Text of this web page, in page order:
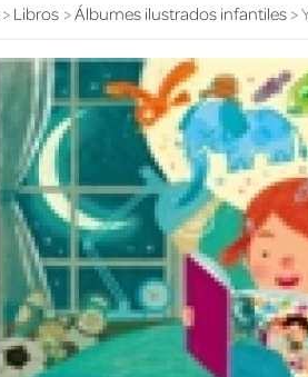
Libros Álbumes ilustrados infantiles